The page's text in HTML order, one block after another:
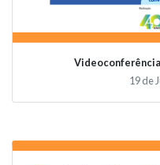
Videoconferência
19 de